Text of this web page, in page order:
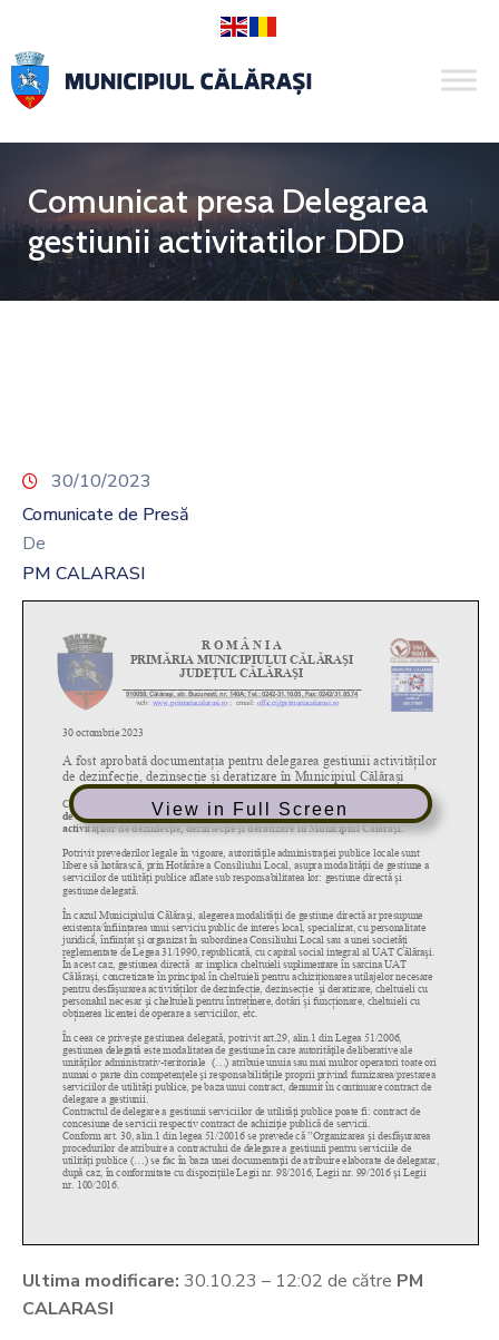
Comunicat presa Delegarea
gestiunii activitatilor DDD
30/10/2023
Comunicate de Presă
De
PM CALARASI
View in Full Screen
Ultima modificare: 30.10.23 – 12:02 de către PM
CALARASI